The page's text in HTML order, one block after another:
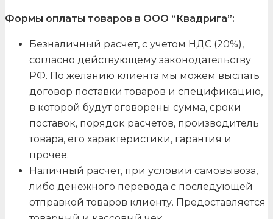
Формы оплаты товаров в ООО “Квадрига”:
Безналичный расчет, с учетом НДС (20%),
согласно действующему законодательству
РФ. По желанию клиента мы можем выслать
договор поставки товаров и спецификацию,
в которой будут оговорены сумма, сроки
поставок, порядок расчетов, производитель
товара, его характеристики, гарантия и
прочее.
Наличный расчет, при условии самовывоза,
либо денежного перевода с последующей
отправкой товаров клиенту. Предоставляется